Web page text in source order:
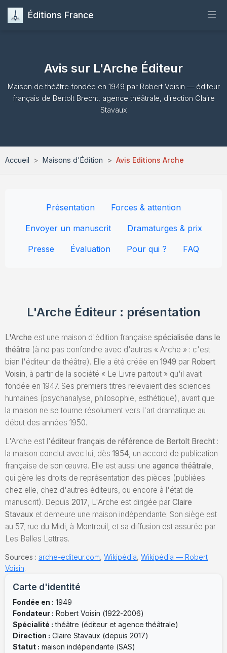
Éditions France
Maisons d'Édition
Avis sur L'Arche Éditeur
Maison de théâtre fondée en 1949 par Robert Voisin — éditeur
français de Bertolt Brecht, agence théâtrale, direction Claire
Stavaux
Accueil Maisons d'Édition Avis Editions Arche
Présentation Forces & attention
Envoyer un manuscrit Dramaturges & prix
Presse Évaluation Pour qui ? FAQ
L'Arche Éditeur : présentation
L'Arche est une maison d'édition française spécialisée dans le
théâtre (à ne pas confondre avec d'autres « Arche » : c'est
bien l'éditeur de théâtre). Elle a été créée en 1949 par Robert
Voisin, à partir de la société « Le Livre partout » qu'il avait
fondée en 1947. Ses premiers titres relevaient des sciences
humaines (psychanalyse, philosophie, esthétique), avant que
la maison ne se tourne résolument vers l'art dramatique au
début des années 1950.
L'Arche est l'éditeur français de référence de Bertolt Brecht :
la maison conclut avec lui, dès 1954 , un accord de publication
française de son œuvre. Elle est aussi une agence théâtrale
qui gère les droits de représentation des pièces (publiées
chez elle, chez d'autres éditeurs, ou encore à l'état de
manuscrit). Depuis 2017 , L'Arche est dirigée par Claire
Stavaux et demeure une maison indépendante. Son siège est
au 57, rue du Midi, à Montreuil, et sa diffusion est assurée par
Les Belles Lettres.
Sources : arche-editeur.com, Wikipédia, Wikipédia — Robert
Voisin.
Carte d'identité
Fondée en : 1949
Fondateur : Robert Voisin (1922-2006)
Spécialité : théâtre (éditeur et agence théâtrale)
Direction : Claire Stavaux (depuis 2017)
Statut : maison indépendante (SAS)